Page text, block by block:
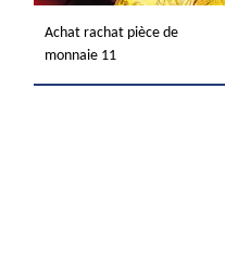
Achat rachat pièce de
monnaie 11